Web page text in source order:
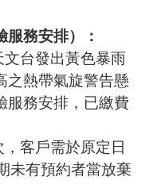
務安排）：
台發出黃色暴雨
之熱帶氣旋警告懸
服務安排，已繳費
客戶需於原定日
未有預約者當放棄